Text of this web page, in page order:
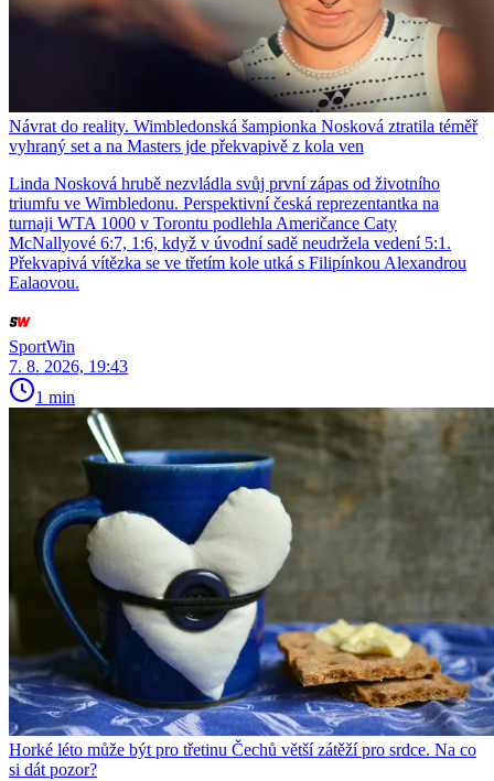
Návrat do reality. Wimbledonská šampionka Nosková ztratila téměř
vyhraný set a na Masters jde překvapivě z kola ven
Linda Nosková hrubě nezvládla svůj první zápas od životního
triumfu ve Wimbledonu. Perspektivní česká reprezentantka na
turnaji WTA 1000 v Torontu podlehla Američance Caty
McNallyové 6:7, 1:6, když v úvodní sadě neudržela vedení 5:1.
Překvapivá vítězka se ve třetím kole utká s Filipínkou Alexandrou
Ealaovou.
SportWin
7. 8. 2026, 19:43
1 min
Horké léto může být pro třetinu Čechů větší zátěží pro srdce. Na co
si dát pozor?